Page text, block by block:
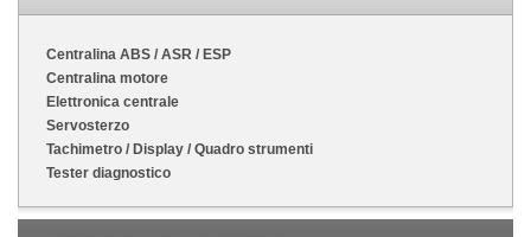
Centralina ABS / ASR / ESP
Centralina motore
Elettronica centrale
Servosterzo
Tachimetro / Display / Quadro strumenti
Tester diagnostico